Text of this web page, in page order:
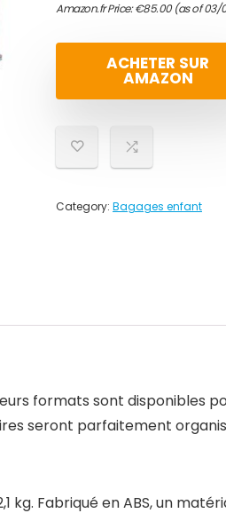
Amazon.fr Price:€85.00(as of 03/
ACHETER SUR
AMAZON
Category: Bagages enfant
formats sont disponibles
seront parfaitement
kg. Fabriqué en ABS, un